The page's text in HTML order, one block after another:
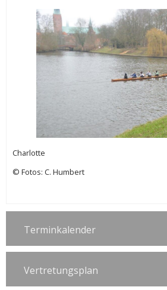
Charlotte
© Fotos: C. Humbert
Terminkalender
Vertretungsplan